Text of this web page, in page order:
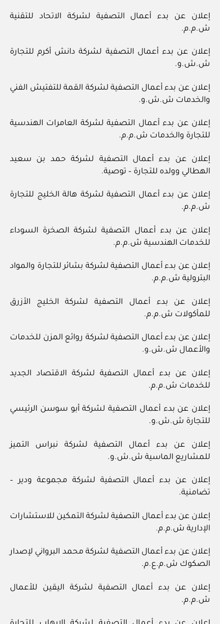
إعلان عن بدء أعمال التصفية لشركة الاتحاد للتقنية
ش.م.م.
إعلان عن بدء أعمال التصفية لشركة دانش أكرم للتجارة
ش.ش.و.
إعلان عن بدء أعمال التصفية لشركة القمة للتفتيش الفني
والخدمات ش.ش.و.
إعلان عن بدء أعمال التصفية لشركة العامرات الهندسية
للتجارة والخدمات ش.م.م.
إعلان عن بدء أعمال التصفية لشركة حمد بن سعيد
الهطالي وولده للتجارة – توصية.
إعلان عن بدء أعمال التصفية لشركة هالة الخليج للتجارة
ش.م.م.
إعلان عن بدء أعمال التصفية لشركة الصخرة السوداء
للخدمات الهندسية ش.م.م.
إعلان عن بدء أعمال التصفية لشركة بشائر للتجارة والمواد
البترولية ش.م.م.
إعلان عن بدء أعمال التصفية لشركة الخليج الأزرق
للمأكولات ش.م.م.
إعلان عن بدء أعمال التصفية لشركة روائع المزن للخدمات
والأعمال ش.ش.و.
إعلان عن بدء أعمال التصفية لشركة الاقتصاد الجديد
للخدمات ش.م.م.
إعلان عن بدء أعمال التصفية لشركة أبو سوسن الرئيسي
للتجارة ش.ش.و.
إعلان عن بدء أعمال التصفية لشركة نبراس التميز
للمشاريع الماسية ش.ش.و.
إعلان عن بدء أعمال التصفية لشركة مجموعة ودير –
تضامنية.
إعلان عن بدء أعمال التصفية لشركة التمكين للاستشارات
الإدارية ش.م.م.
إعلان عن بدء أعمال التصفية لشركة محمد البرواني لإصدار
الصكوك ش.م.ع.م.
إعلان عن بدء أعمال التصفية لشركة اليقين للأعمال
ش.م.م.